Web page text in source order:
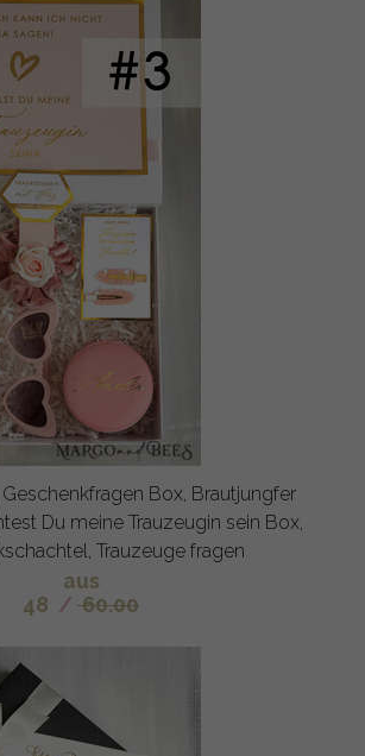
Box, Brautjungfer
Du meine Trauzeugin sein Box,
Trauzeuge fragen
aus
48 / 60.00